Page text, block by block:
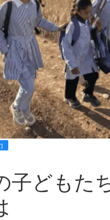
子どもた